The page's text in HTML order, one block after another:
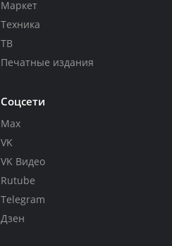
Маркет
Техника
ТВ
Печатные издания
Соцсети
Max
VK
VK Видео
Rutube
Telegram
Дзен